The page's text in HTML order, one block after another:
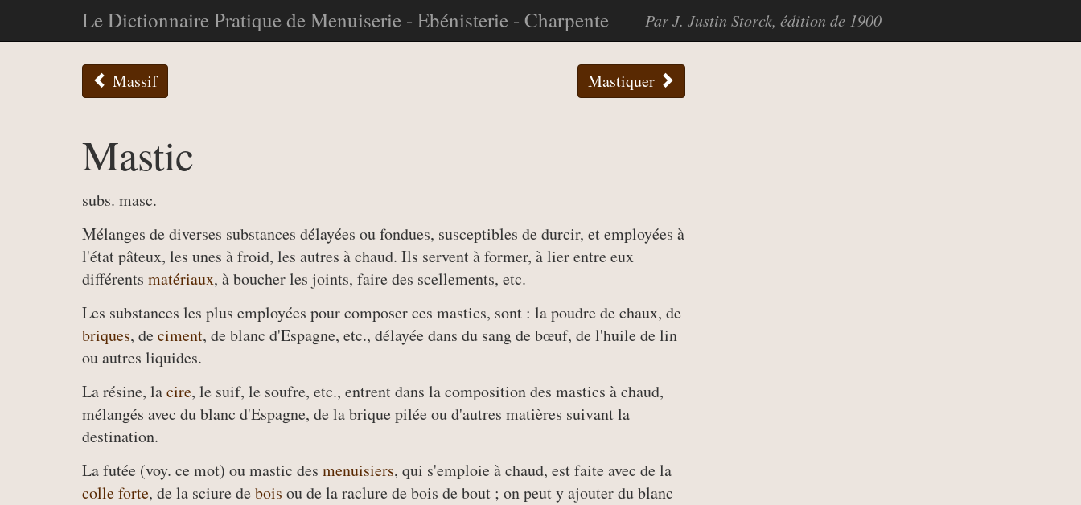
Le Dictionnaire Pratique de Menuiserie - Ebénisterie - Charpente Par J. Justin Storck, édition de 1900
Massif Mastiquer
Mastic
subs. masc.
Mélanges de diverses substances délayées ou fondues, susceptibles de durcir, et employées à
l'état pâteux, les unes à froid, les autres à chaud. Ils servent à former, à lier entre eux
différents matériaux, à boucher les joints, faire des scellements, etc.
Les substances les plus employées pour composer ces mastics, sont : la poudre de chaux, de
briques, deciment, de blanc d'Espagne, etc., délayée dans du sang de bœuf, de l'huile de lin
ou autres liquides.
La résine, lacire, le suif, le soufre, etc., entrent dans la composition des mastics à chaud,
mélangés avec du blanc d'Espagne, de la brique pilée ou d'autres matières suivant la
destination.
La futée (voy. ce mot) ou mastic des menuisiers, qui s'emploie à chaud, est faite avec de la
colle forte, de la sciure debois ou de la raclure de bois de bout ; on peut y ajouter du blanc